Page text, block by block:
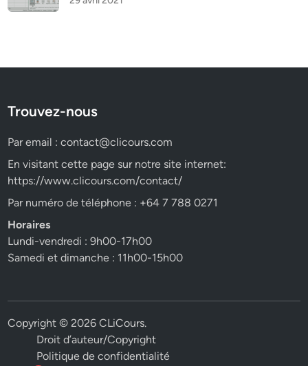
Trouvez-nous
Par email :contact@clicours.com
En visitant cette page sur notre site internet:
https://www.clicours.com/contact/
Par numéro de téléphone : +64 7 788 0271
Horaires
Lundi-vendredi : 9h00-17h00
Samedi et dimanche : 11h00-15h00
Copyright © 2026CLiCours.
Droit d’auteur/Copyright
Politique de confidentialité